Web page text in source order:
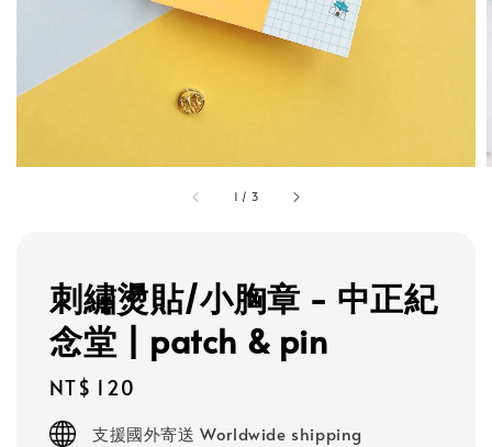
1 / 3
刺繡燙貼/小胸章 - 中正紀
念堂 | patch & pin
Regular
price
NT$ 120
支援國外寄送 Worldwide shipping